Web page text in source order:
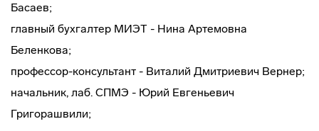
Басаев;
главный бухгалтер МИЭТ - Нина Артемовна
Беленкова;
профессор-консультант - Виталий Дмитриевич Вернер;
начальник, лаб. СПМЭ - Юрий Евгеньевич
Григорашвили;